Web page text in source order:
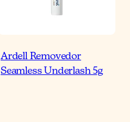
Ardell Removedor
Seamless Underlash 5g